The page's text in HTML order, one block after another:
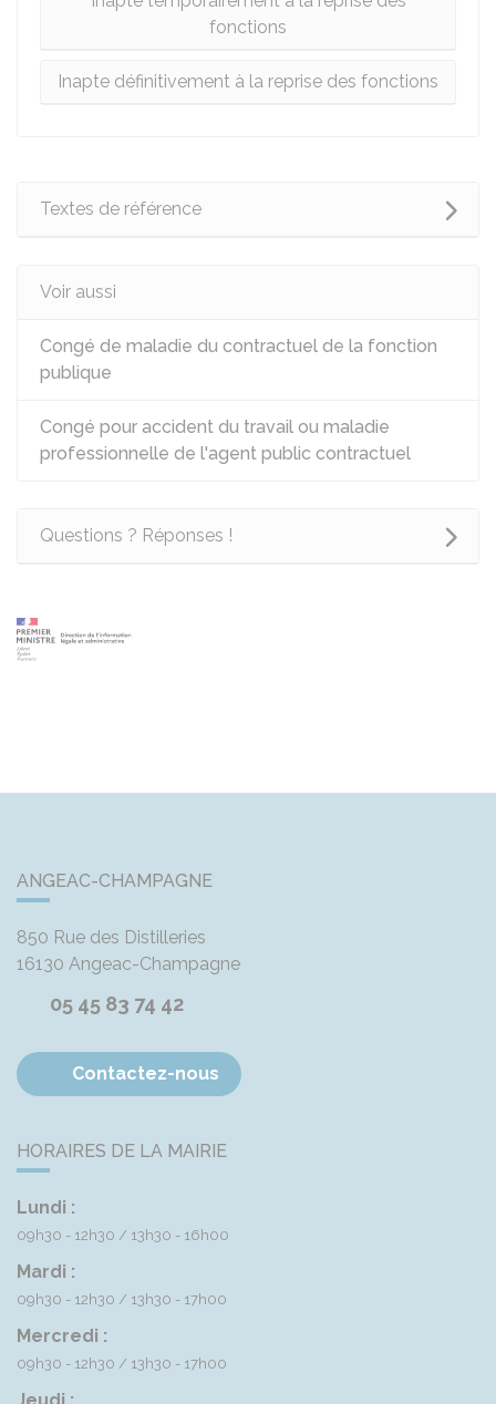
fonctions
Inapte définitivement à la reprise des fonctions
Textes de référence
Voir aussi
Congé de maladie du contractuel de la fonction
publique
Congé pour accident du travail ou maladie
professionnelle de l'agent public contractuel
Questions ? Réponses !
ANGEAC-CHAMPAGNE
850 Rue des Distilleries
16130 Angeac-Champagne
05 45 83 74 42
Contactez-nous
HORAIRES DE LA MAIRIE
Lundi :
09h30 - 12h30 13h30 - 16h00
Mardi :
09h30 - 12h30 13h30 - 17h00
Mercredi :
09h30 - 12h30 13h30 - 17h00
Jeudi :